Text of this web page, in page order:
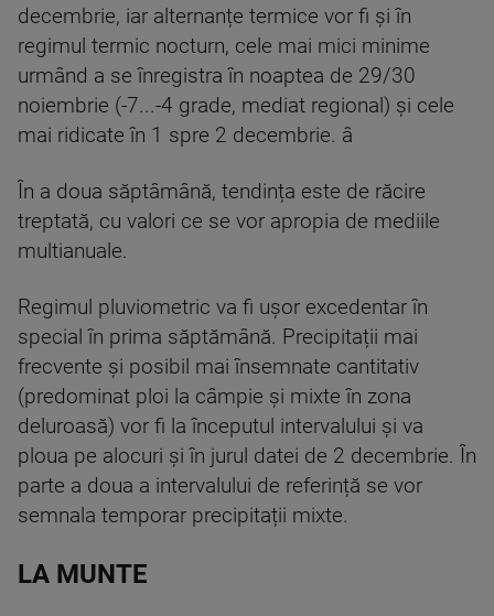
decembrie, iar alternanțe termice vor fi și în
regimul termic nocturn, cele mai mici minime
urmând a se înregistra în noaptea de 29/30
noiembrie (-7...-4 grade, mediat regional) și cele
mai ridicate în 1 spre 2 decembrie. â
În a doua săptâmână, tendința este de răcire
treptată, cu valori ce se vor apropia de mediile
multianuale.
Regimul pluviometric va fi ușor excedentar în
special în prima săptămână. Precipitații mai
frecvente și posibil mai însemnate cantitativ
(predominat ploi la câmpie și mixte în zona
deluroasă) vor fi la începutul intervalului și va
ploua pe alocuri și în jurul datei de 2 decembrie. În
parte a doua a intervalului de referință se vor
semnala temporar precipitații mixte.
LA MUNTE